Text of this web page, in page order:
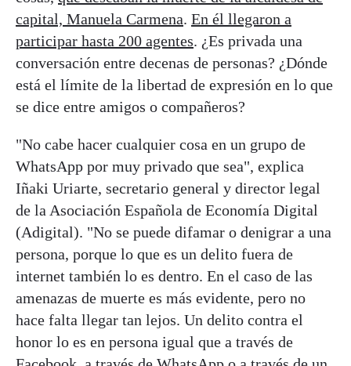
capital, Manuela Carmena. En él llegaron a
participar hasta 200 agentes. ¿Es privada una
conversación entre decenas de personas? ¿Dónde
está el límite de la libertad de expresión en lo que
se dice entre amigos o compañeros?
"No cabe hacer cualquier cosa en un grupo de
WhatsApp por muy privado que sea", explica
Iñaki Uriarte, secretario general y director legal
de la Asociación Española de Economía Digital
(Adigital). "No se puede difamar o denigrar a una
persona, porque lo que es un delito fuera de
internet también lo es dentro. En el caso de las
amenazas de muerte es más evidente, pero no
hace falta llegar tan lejos. Un delito contra el
honor lo es en persona igual que a través de